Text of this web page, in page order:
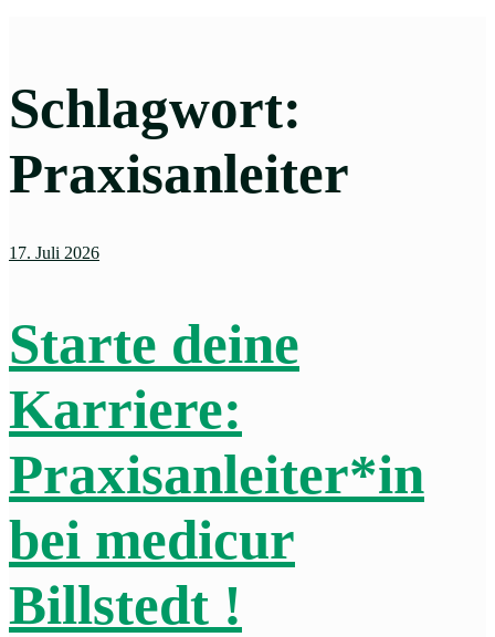
Schlagwort:
Praxisanleiter
17. Juli 2026
Starte deine
Karriere:
Praxisanleiter*in
bei medicur
Billstedt !